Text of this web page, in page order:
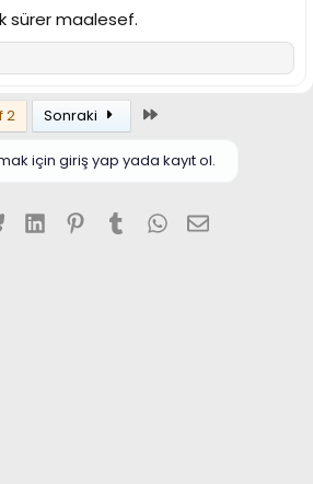
sürer maalesef.
2 Sonraki
için giriş yap yada kayıt ol.
BlueskyLinkedInPinterest
TumblrWhatsApp
E-posta